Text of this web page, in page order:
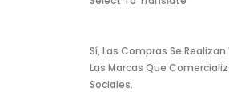
Sí, Las Compras Se
Las Marcas Que
Sociales.